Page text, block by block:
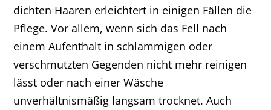
dichten Haaren erleichtert in einigen Fällen die
Pflege. Vor allem, wenn sich das Fell nach
einem Aufenthalt in schlammigen oder
verschmutzten Gegenden nicht mehr reinigen
lässt oder nach einer Wäsche
unverhältnismäßig langsam trocknet. Auch